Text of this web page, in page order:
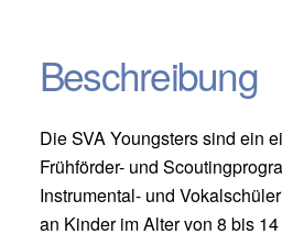
Beschreibung
Die SVA Youngsters sind ein
Frühförder- und
Instrumental- und
an Kinder im Alter von 8 bis